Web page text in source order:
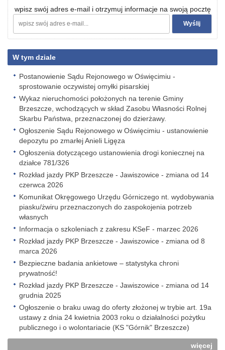
wpisz swój adres e-mail i otrzymuj informacje na swoją pocztę
W tym dziale
Postanowienie Sądu Rejonowego w Oświęcimiu -
sprostowanie oczywistej omyłki pisarskiej
Wykaz nieruchomości położonych na terenie Gminy
Brzeszcze, wchodzących w skład Zasobu Własności Rolnej
Skarbu Państwa, przeznaczonej do dzierżawy.
Ogłoszenie Sądu Rejonowego w Oświęcimiu - ustanowienie
depozytu po zmarłej Anieli Ligęza
Ogłoszenia dotyczącego ustanowienia drogi koniecznej na
działce 781/326
Rozkład jazdy PKP Brzeszcze - Jawiszowice - zmiana od 14
czerwca 2026
Komunikat Okręgowego Urzędu Górniczego nt. wydobywania
piasku/żwiru przeznaczonych do zaspokojenia potrzeb
własnych
Informacja o szkoleniach z zakresu KSeF - marzec 2026
Rozkład jazdy PKP Brzeszcze - Jawiszowice - zmiana od 8
marca 2026
Bezpieczne badania ankietowe – statystyka chroni
prywatność!
Rozkład jazdy PKP Brzeszcze - Jawiszowice - zmiana od 14
grudnia 2025
Ogłoszenie o braku uwag do oferty złożonej w trybie art. 19a
ustawy z dnia 24 kwietnia 2003 roku o działalności pożytku
publicznego i o wolontariacie (KS "Górnik" Brzeszcze)
więcej